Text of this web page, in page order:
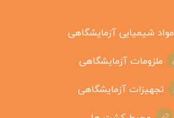
مواد شیمیایی آزمایشگاهی
ملزومات آزمایشگاهی
تجهیزات آزمایشگاهی